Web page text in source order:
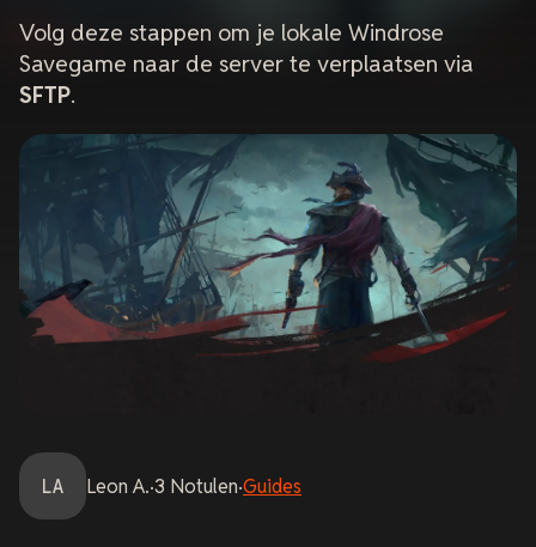
Volg deze stappen om je lokale Windrose
Savegame naar de server te verplaatsen via
SFTP.
LA Leon A.·3 Notulen·Guides